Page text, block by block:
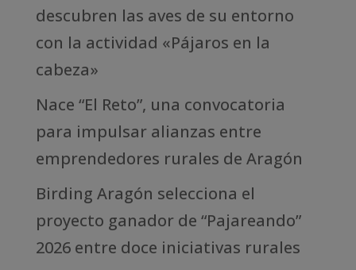
descubren las aves de su entorno
con la actividad «Pájaros en la
cabeza»
Nace “El Reto”, una convocatoria
para impulsar alianzas entre
emprendedores rurales de Aragón
Birding Aragón selecciona el
proyecto ganador de “Pajareando”
2026 entre doce iniciativas rurales